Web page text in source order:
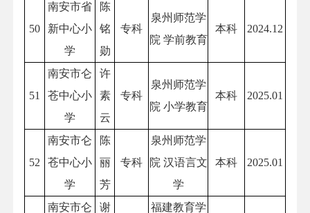
50
南安市省
新中心小
学
陈
铭
勋
专科
泉州师范学
院 学前教育
本科 2024.12
51
南安市仑
苍中心小
学
许
素
云
专科
泉州师范学
院 小学教育
本科 2025.01
52
南安市仑
苍中心小
学
陈
丽
芳
专科
泉州师范学
院 汉语言文
学
本科 2025.01
南安市仑 谢 福建教育学